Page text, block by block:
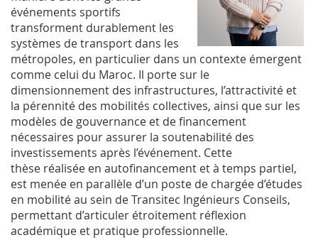
événements sportifs
transforment durablement les
systèmes de transport dans les
métropoles, en particulier dans un contexte émergent
comme celui du Maroc. Il porte sur le
dimensionnement des infrastructures, l’attractivité et
la pérennité des mobilités collectives, ainsi que sur les
modèles de gouvernance et de financement
nécessaires pour assurer la soutenabilité des
investissements après l’événement. Cette
thèse réalisée en autofinancement et à temps partiel,
est menée en parallèle d’un poste de chargée d’études
en mobilité au sein de Transitec Ingénieurs Conseils,
permettant d’articuler étroitement réflexion
académique et pratique professionnelle.